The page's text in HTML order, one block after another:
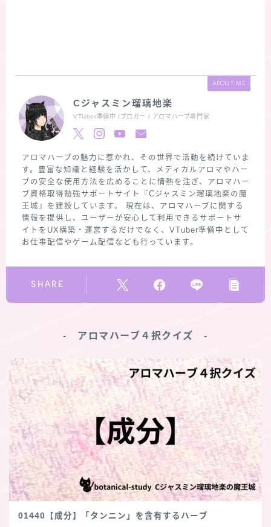
ABOUT ME
Cジャスミン瑠璃地楽
VTUber準備中 /ブロガー / アロマハーブ専門家
アロマハーブの魅力に惹かれ、その世界で活動を続けていま
す。豊富な知識と経験を活かして、メディカルアロマやハー
ブの安全な使用方法を広めることに情熱を注ぎ、アロマハー
ブ資格取得勉強サポートサイト『Cジャスミン瑠璃地楽の魔
王城』を建設しています。 現在は、アロマハーブに関する
情報を提供し、ユーザーが安心して利用できるサポートサ
イトをUX構築・運営するだけでなく、VTuber準備中として
お仕事配信やゲーム配信なども行っています。
SHARE
‐ アロマハーブ４択クイズ ‐
01440【成分】「タンニン」を含有するハーブ